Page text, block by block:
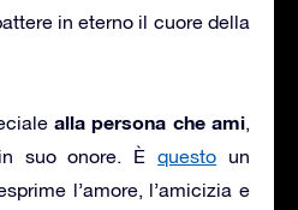
in eterno il cuore della
alla persona che ami,
suo onore. Èquesto un
l’amore, l’amicizia e